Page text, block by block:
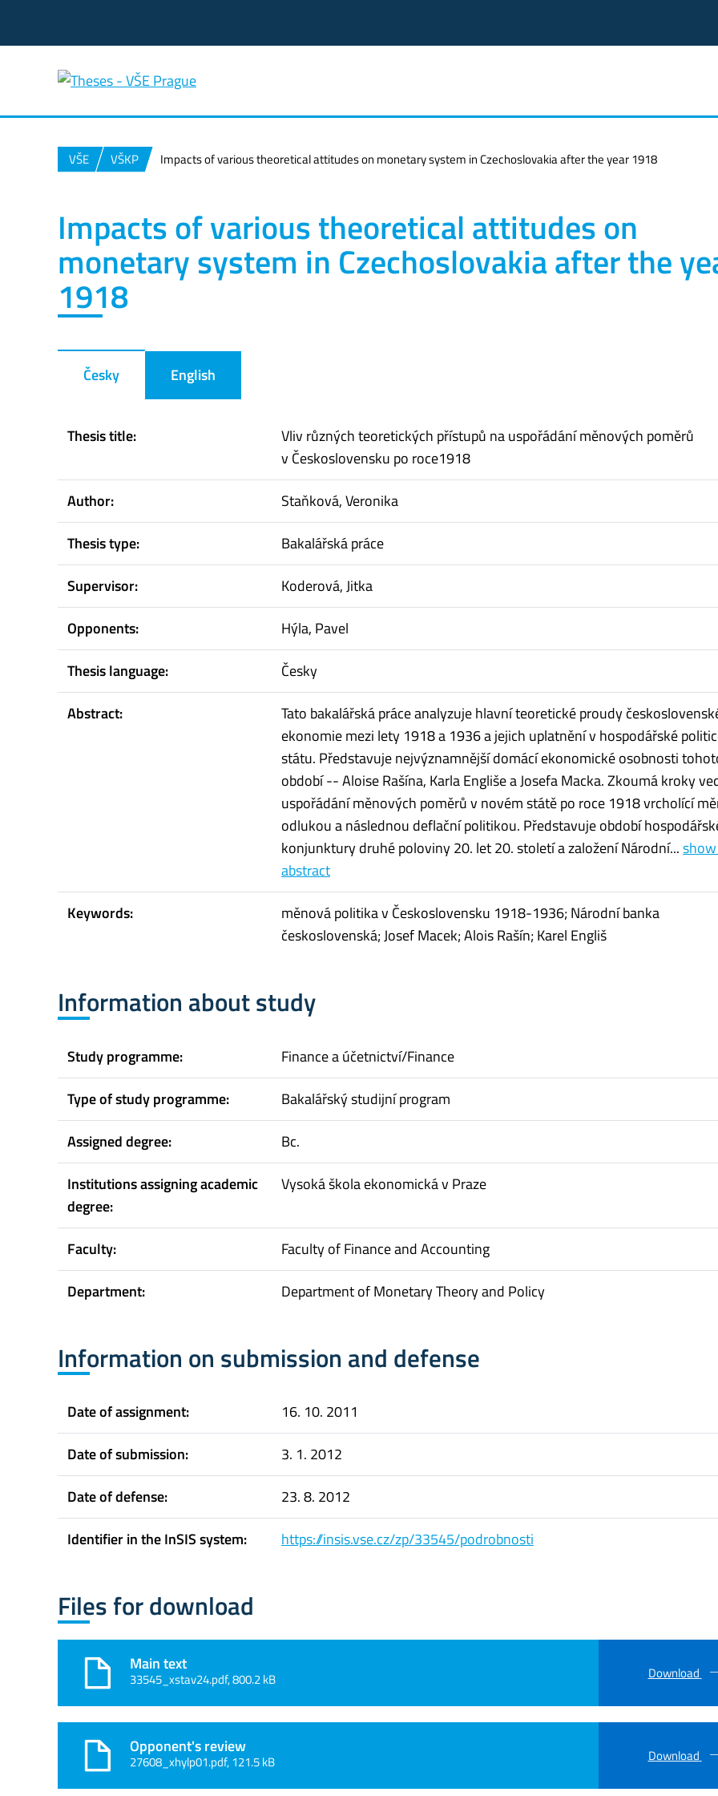
VŠE VŠKP Impacts of various theoretical attitudes on monetary system in Czechoslovakia after the year 1918
Impacts of various theoretical attitudes on
monetary system in Czechoslovakia after the
1918
Česky English
Thesis title:
Vliv různých teoretických přístupů na uspořádání měnových poměrů
v Československu po roce1918
Author:
Staňková, Veronika
Thesis type:
Bakalářská práce
Supervisor:
Koderová, Jitka
Opponents:
Hýla, Pavel
Thesis language:
Česky
Abstract:
Tato bakalářská práce analyzuje hlavní teoretické proudy
ekonomie mezi lety 1918 a 1936 a jejich uplatnění v hospodářské
státu. Představuje nejvýznamnější domácí ekonomické osobnosti
období -- Aloise Rašína, Karla Engliše a Josefa Macka. Zkoumá kroky
uspořádání měnových poměrů v novém státě po roce 1918 vrcholící
odlukou a následnou deflační politikou. Představuje období
konjunktury druhé poloviny 20. let 20. století a založení Národní...
abstract
Keywords:
měnová politika v Československu 1918-1936; Národní banka
československá; Josef Macek; Alois Rašín; Karel Engliš
Information about study
Study programme:
Finance a účetnictví/Finance
Type of study programme:
Bakalářský studijní program
Assigned degree:
Bc.
Institutions assigning academic
degree:
Vysoká škola ekonomická v Praze
Faculty:
Faculty of Finance and Accounting
Department:
Department of Monetary Theory and Policy
Information on submission and defense
Date of assignment:
16. 10. 2011
Date of submission:
3. 1. 2012
Date of defense:
23. 8. 2012
Identifier in the InSIS system:
https://insis.vse.cz/zp/33545/podrobnosti
Files for download
Main text
33545_xstav24.pdf, 800.2 kB Download
Opponent's review
27608_xhylp01.pdf, 121.5 kB Download